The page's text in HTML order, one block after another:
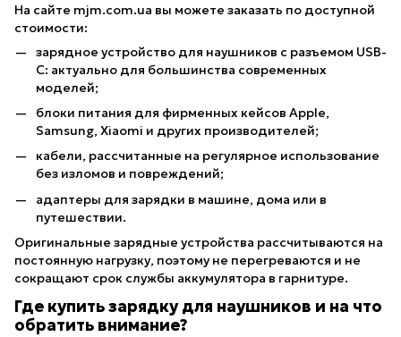
На сайте mjm.com.ua вы можете заказать по доступной
стоимости:
зарядное устройство для наушников с разъемом USB-
C: актуально для большинства современных
моделей;
блоки питания для фирменных кейсов Apple,
Samsung, Xiaomi и других производителей;
кабели, рассчитанные на регулярное использование
без изломов и повреждений;
адаптеры для зарядки в машине, дома или в
путешествии.
Оригинальные зарядные устройства рассчитываются на
постоянную нагрузку, поэтому не перегреваются и не
сокращают срок службы аккумулятора в гарнитуре.
Где купить зарядку для наушников и на что
обратить внимание?